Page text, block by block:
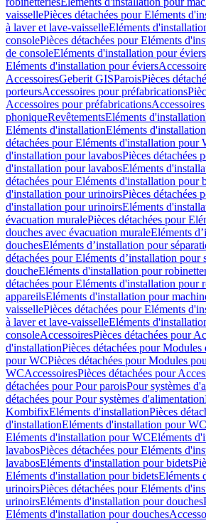
vaissellePièces détachées pour Eléments
à laver et lave-vaisselleEléments
consolePièces détachées pour Eléments
de consoleEléments d'installation pour éviers
Eléments d'installation pour éviers
AccessoiresGeberit GISParoisPièces
porteursAccessoires pour préfabrications
Accessoires pour préfabrications
phoniqueRevêtementsEléments d'installation
Eléments d'installationEléments
détachées pour Eléments d'installation pour
d'installation pour lavabosPièces détachées
d'installation pour lavabosEléments
détachées pour Eléments d'installation pour
d'installation pour urinoirsPièces détachées
d'installation pour urinoirsEléments
évacuation muralePièces détachées pour
douches avec évacuation muraleEléments
douchesEléments d’installation pour
détachées pour Eléments d’installation pour
doucheEléments d'installation pour
détachées pour Eléments d'installation pour
appareilsEléments d'installation pour
vaissellePièces détachées pour Eléments
à laver et lave-vaisselleEléments
consoleAccessoiresPièces détachées pour
d'installationPièces détachées pour
pour WCPièces détachées pour Modules
WCAccessoiresPièces détachées pour
détachées pour Pour paroisPour systèmes
détachées pour Pour systèmes d'alimentation
KombifixEléments d'installationPièces
d'installationEléments d'installation pour WC
Eléments d'installation pour WCEléments
lavabosPièces détachées pour Eléments
lavabosEléments d'installation pour bidets
Eléments d'installation pour bidetsEléments
urinoirsPièces détachées pour Eléments
urinoirsEléments d'installation pour douches
Eléments d'installation pour douches